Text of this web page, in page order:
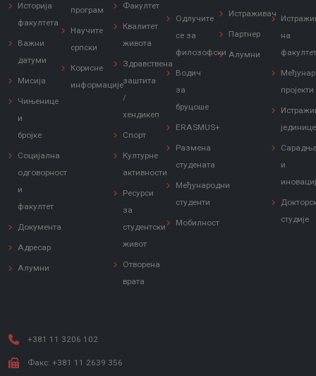
Историја
факултета
Важни
датуми
Мисија
Чињенице
и
бројке
Социјална
одговорност
и
факултет
Документа
Адресар
Алумни
програм
Научите
српски
Корисне
информације
Факултет
Квалитет
живота
Здравствена
заштита
/
хендикеп
Спорт
Културне
активности
Ресурси
за
студентски
живот
Отворена
врата
Одлучите
се за
филозофски
Водич
за
бруцоше
ERASMUS+
Размена
студената
Међународни
студенти
Мобилност
Истраживач
Партнер
Алумни
на
пројекти
јединице
и
студије
+381 11 3206 102
Факс: +381 11 2639 356